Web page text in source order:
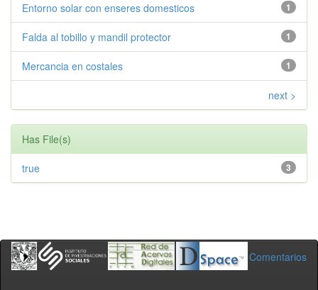
1
Entorno solar con enseres domesticos
1
Falda al tobillo y mandil protector
1
Mercancia en costales
next >
Has File(s)
3
true
Comentarios